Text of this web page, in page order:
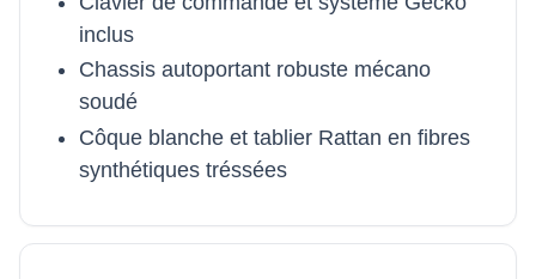
inclus
Chassis autoportant robuste mécano
soudé
Côque blanche et tablier Rattan en fibres
synthétiques tréssées